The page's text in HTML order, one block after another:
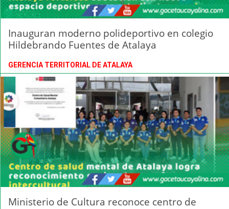
Inauguran moderno polideportivo en colegio
Hildebrando Fuentes de Atalaya
GERENCIA TERRITORIAL DE ATALAYA
Ministerio de Cultura reconoce centro de